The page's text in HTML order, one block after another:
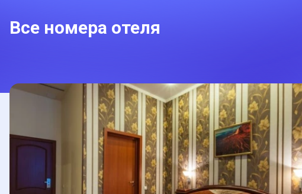
Все номера отеля